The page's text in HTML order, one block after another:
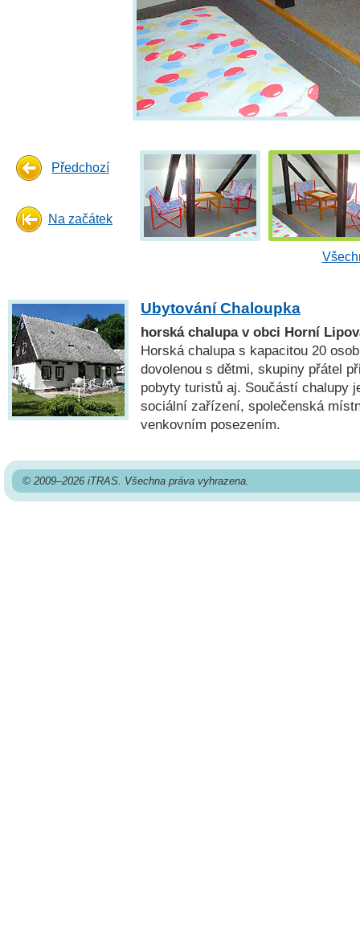
Předchozí
Na začátek
Ubytování Chaloupka
horská chalupa v obci Horní
Horská chalupa s kapacitou 20
dovolenou s dětmi, skupiny přátel
pobyty turistů aj. Součástí chalupy
sociální zařízení, společenská
venkovním posezením.
© 2009–2026 iTRAS. Všechna práva vyhrazena.